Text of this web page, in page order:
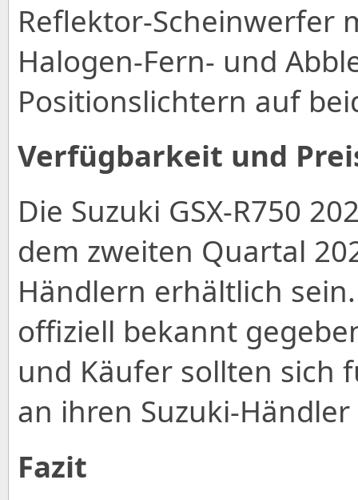
Reflektor-Scheinwerfer
Halogen-Fern- und
Positionslichtern auf
Verfügbarkeit und
Die Suzuki GSX-R750
dem zweiten Quartal
Händlern erhältlich
offiziell bekannt
und Käufer sollten sich
an ihren Suzuki-
Fazit